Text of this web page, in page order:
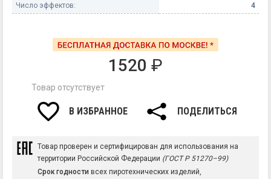
Число эффектов:
4
1520 ₽
Товар отсутствует
В ИЗБРАННОЕ ПОДЕЛИТЬСЯ
Товар проверен и сертифицирован для использования на
территории Российской Федерации (ГОСТ Р 51270–99)
Срок годности всех пиротехнических изделий,